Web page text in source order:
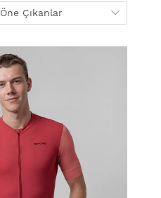
Öne Çıkanlar